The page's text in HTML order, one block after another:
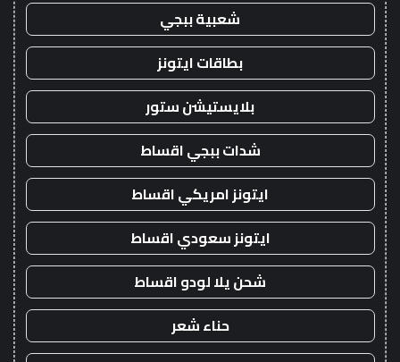
شعبية ببجي
بطاقات ايتونز
بلايستيشن ستور
شدات ببجي اقساط
ايتونز امريكي اقساط
ايتونز سعودي اقساط
شحن يلا لودو اقساط
حناء شعر